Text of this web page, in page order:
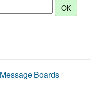
Message Boards